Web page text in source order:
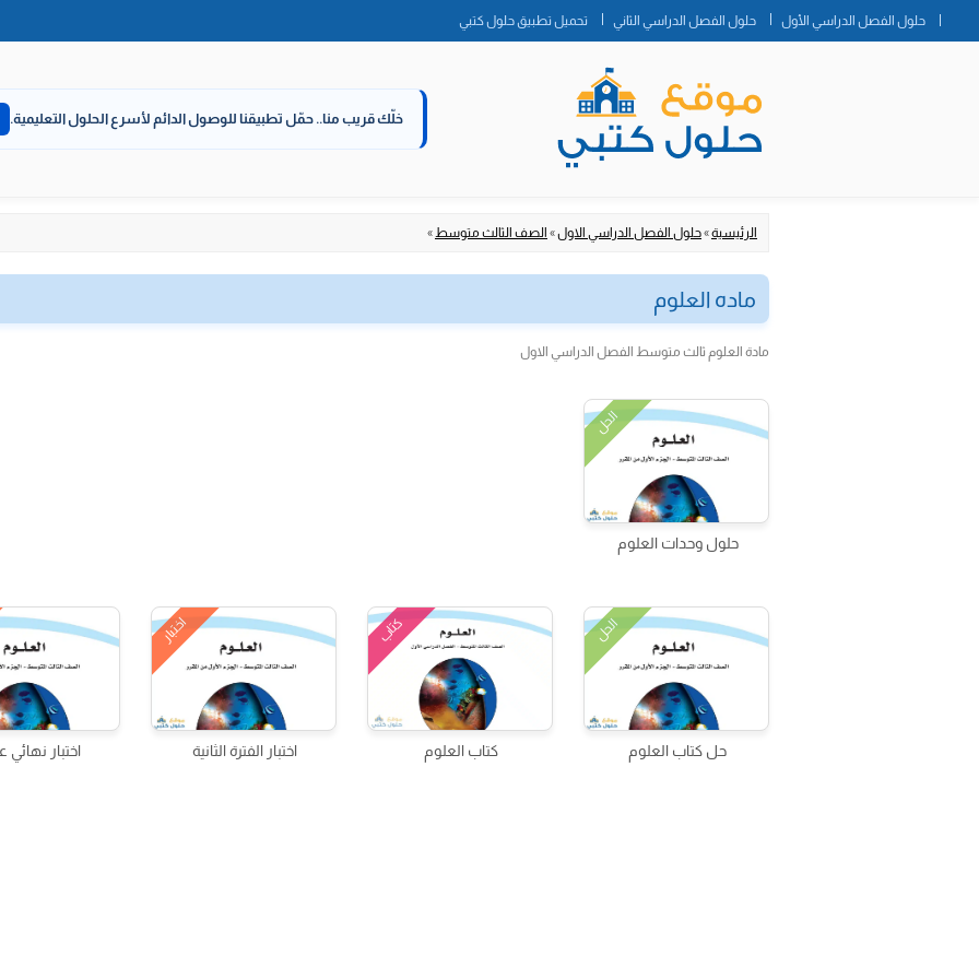
حلول الفصل الدراسي الأول حلول الفصل الدراسي الثاني تحميل تطبيق حلول كتبي
خلّك قريب منا.. حمّل تطبيقنا للوصول الدائم لأسرع الحلول التعليمية.
الرئيسية»حلول الفصل الدراسي الاول» الصف الثالث متوسط»
ماده العلوم
مادة العلوم ثالث متوسط الفصل الدراسي الاول
الحل
حلول وحدات العلوم
الحل
حل كتاب العلوم
كتاب
كتاب العلوم
اختبار
اختبار الفترة الثانية اختبار نهائي